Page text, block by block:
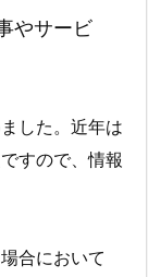
やサービ
した。近年は
すので、情報
合において